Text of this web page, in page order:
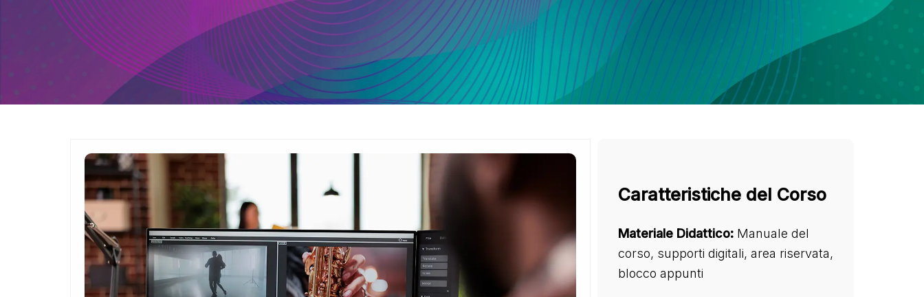
Caratteristiche del Corso
Materiale Didattico:Manuale del
corso, supporti digitali, area riservata,
blocco appunti